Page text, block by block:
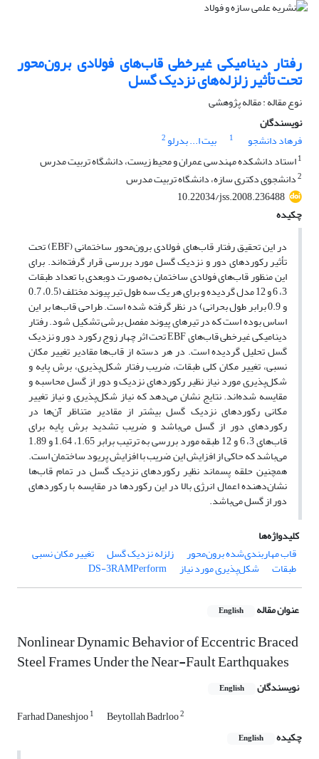
رفتار دینامیکی غیرخطی قاب‌های فولادی برون‌محور
تحت تأثیر زلزله‌های نزدیک گسل
نوع مقاله : مقاله پژوهشی
نویسندگان
فرهاد دانشجو
1 بیت ا... بدرلو2
1استاد دانشکده مهندسی عمران و محیط زیست، دانشگاه تربیت مدرس
2دانشجوی دکتری سازه، دانشگاه تربیت مدرس
10.22034/jss.2008.236488
چکیده
در این تحقیق رفتار قاب‌های فولادی برون‌محور ساختمانی (EBF) تحت
تأثیر رکوردهای دور و نزدیک گسل مورد بررسی قرار گرفته‌اند. برای
این منظور قاب‌های فولادی ساختمان به‌صورت دو‌بعدی با تعداد طبقات
3، 6 و 12 مدل گردیده و برای هر یک سه طول تیر پیوند مختلف (0.5، 0.7
و 0.9 برابر طول بحرانی) در نظر گرفته شده است. طراحی قاب‌ها بر این
اساس بوده است که در تیرهای پیوند مفصل برشی تشکیل شود. رفتار
دینامیکی غیرخطی قاب‌های EBF تحت اثر چهار زوج رکورد دور و نزدیک
گسل تحلیل گردیده است. در هر دسته از قاب‌ها مقادیر تغییر مکان
نسبی، تغییر مکان کلی طبقات، ضریب رفتار شکل‌پذیری، برش پایه و
شکل‌پذیری مورد نیاز نظیر رکوردهای نزدیک و دور از گسل محاسبه و
مقایسه شده‌اند. نتایج نشان می‌دهد که نیاز شکل‌پذیری و نیاز تغییر
مکانی رکوردهای نزدیک گسل بیشتر از مقادیر متناظر آن‌ها در
رکوردهای دور از گسل می‌باشد و ضریب تشدید برش پایه برای
قاب‌های 3، 6 و 12 طبقه مورد بررسی به ترتیب برابر 1.65، 1.64 و 1.89
می‌باشد که حاکی از افزایش این ضریب با افزایش پریود ساختمان است.
همچنین حلقه پسماند نظیر رکوردهای نزدیک گسل در تمام قاب‌ها
نشان‌دهنده اعمال انرژی بالا در این رکوردها در مقایسه با رکوردهای
دور از گسل می‌باشد.
کلیدواژه‌ها
قاب مهاربندی‌شده برون‌محور
زلزله نزدیک گسل تغییر مکان نسبی
طبقات شکل‌پذیری مورد نیاز DS-3RAMPerform
عنوان مقاله English
Nonlinear Dynamic Behavior of Eccentric Braced
Steel Frames Under the Near-Fault Earthquakes
نویسندگان English
Farhad Daneshjoo1 Beytollah Badrloo2
چکیده English